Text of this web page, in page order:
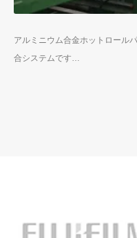
アルミニウム合金ホットロール
合システムです…